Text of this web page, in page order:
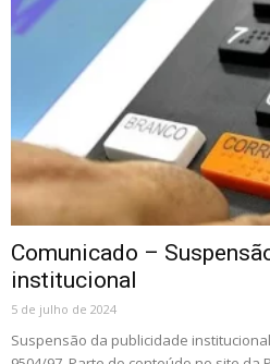
Comunicado –
institucional
5 de julho de 2024
Suspensão da publicidade